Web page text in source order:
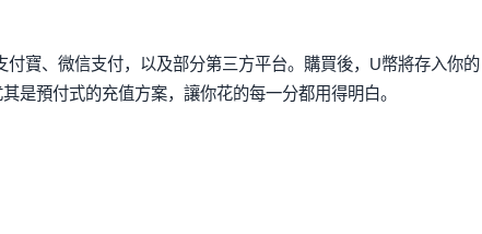
寶、微信支付，以及部分第三方平台。購買後，U幣將存入你的
是預付式的充值方案，讓你花的每一分都用得明白。